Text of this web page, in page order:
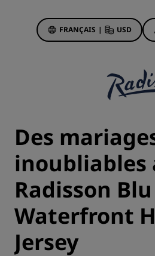
FRANÇAIS | USD
Offres d'hôtels
La magie opère
Deals of the Day
Réservez à
Voir nos forfaits
Des
inoubliables
Radisson Blu
Waterfront
Jersey